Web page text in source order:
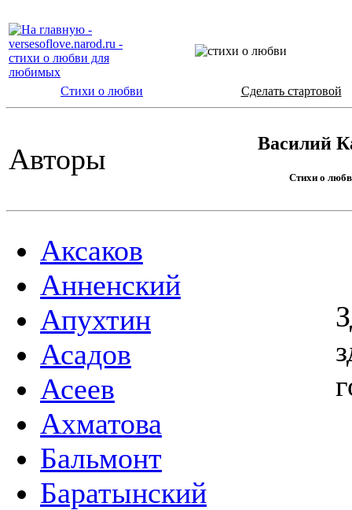
Стихи о любви Сделать стартовой
Авторы Василий
Стихи о
Аксаков
Анненский
Апухтин
Асадов
Асеев
Ахматова
Бальмонт
Баратынский